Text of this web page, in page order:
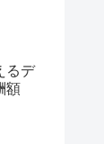
るデ
額